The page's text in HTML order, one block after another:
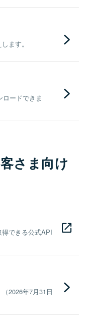
ます。
ードできま
さま向け
できる公式API
2026年7月31日